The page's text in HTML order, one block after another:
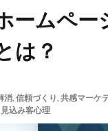
ームペ
は？
消, 信頼づくり, 共感マーケ
見込み客心理